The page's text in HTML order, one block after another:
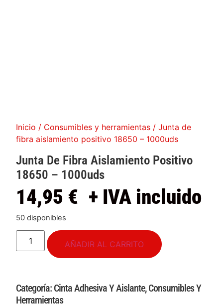
Inicio / Consumibles y herramientas / Junta de
fibra aislamiento positivo 18650 – 1000uds
Junta De Fibra Aislamiento Positivo
18650 – 1000uds
14,95 € + IVA incluido
50 disponibles
AÑADIR AL CARRITO
Categoría: Cinta Adhesiva Y Aislante,Consumibles Y
Herramientas